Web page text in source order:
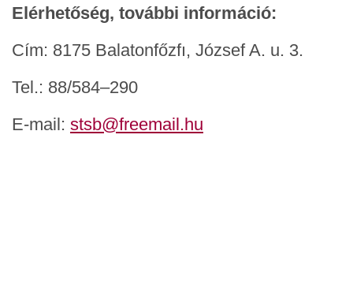
Elérhetőség, további információ:
Cím: 8175 Balatonfőzfı, József A. u. 3.
Tel.: 88/584–290
E-mail: stsb@freemail.hu